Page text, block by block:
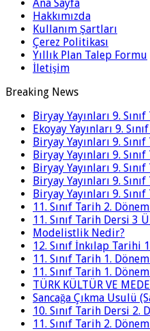
Ana Sayfa
Hakkımızda
Kullanım Şartları
Çerez Politikası
Yıllık Plan Talep Formu
İletişim
Breaking News
Biryay Yayınları 9.
Ekoyay Yayınları 9.
Biryay Yayınları 9.
Biryay Yayınları 9.
Biryay Yayınları 9.
Biryay Yayınları 9.
Biryay Yayınları 9.
11. Sınıf Tarih 2.
11. Sınıf Tarih Dersi 3
Modelistlik Nedir?
12. Sınıf İnkılap Tarihi
11. Sınıf Tarih 1.
11. Sınıf Tarih 1.
TÜRK KÜLTÜR VE
Sancağa Çıkma Usulü
10. Sınıf Tarih Dersi 2.
11. Sınıf Tarih 2.